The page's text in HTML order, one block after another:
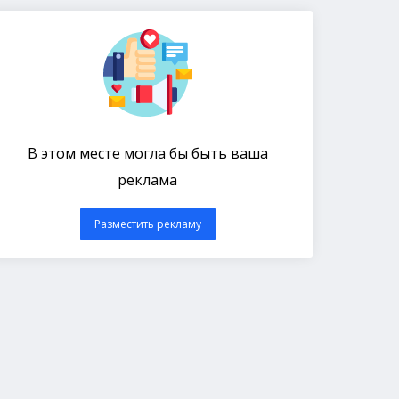
В этом месте могла бы быть ваша
реклама
Разместить рекламу